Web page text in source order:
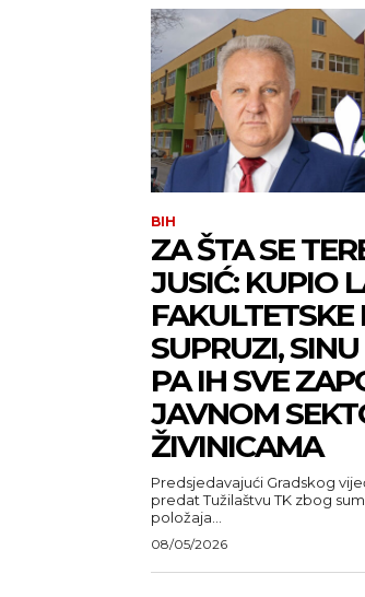
BIH
ZA ŠTA SE
JUSIĆ: KUPIO
SUPRUZI,
PA IH SVE
JAVNOM
ŽIVINICAMA
Predsjedavajući Gradskog
predat Tužilaštvu TK zbog
položaja...
08/05/2026